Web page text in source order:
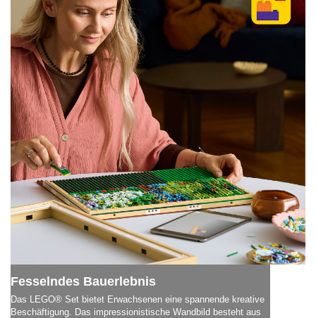
Fesselndes Bauerlebnis
Das LEGO® Set bietet Erwachsenen eine spannende kreative
Beschäftigung. Das impressionistische Wandbild besteht aus